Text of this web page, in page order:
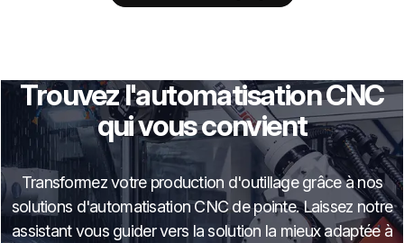
Trouvez l'automatisation CNC
qui vous convient
Transformez votre production d'outillage grâce à nos
solutions d'automatisation CNC de pointe. Laissez notre
assistant vous guider vers la solution la mieux adaptée à